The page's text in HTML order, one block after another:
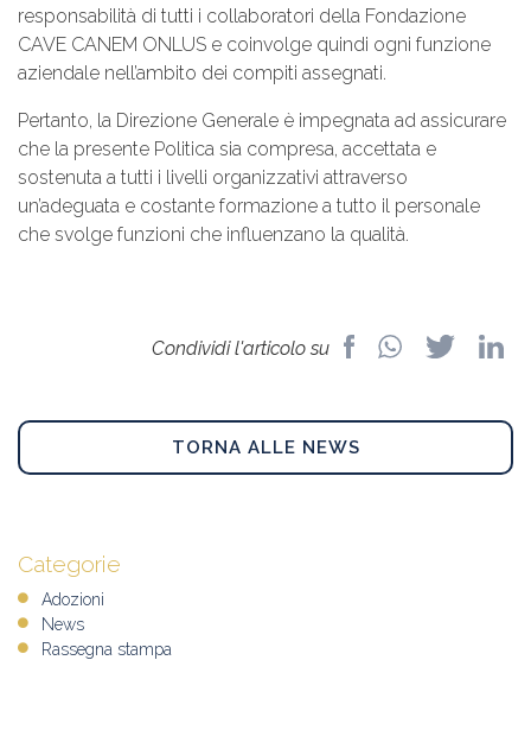
responsabilità di tutti i collaboratori della Fondazione
CAVE CANEM ONLUS e coinvolge quindi ogni funzione
aziendale nell’ambito dei compiti assegnati.
Pertanto, la Direzione Generale è impegnata ad assicurare
che la presente Politica sia compresa, accettata e
sostenuta a tutti i livelli organizzativi attraverso
un’adeguata e costante formazione a tutto il personale
che svolge funzioni che influenzano la qualità.
Condividi l'articolo su
TORNA ALLE NEWS
Categorie
Adozioni
News
Rassegna stampa